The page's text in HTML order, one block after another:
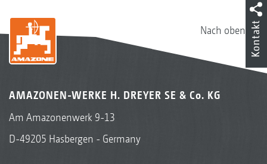
Nach oben
AMAZONEN-WERKE H. DREYER SE & Co. KG
Am Amazonenwerk 9-13
D-49205 Hasbergen - Germany
Kontakt